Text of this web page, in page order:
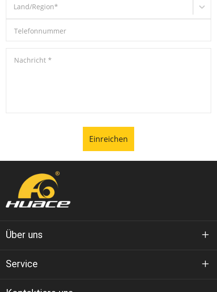
Land/Region*
Telefonnummer
Nachricht *
Einreichen
Über uns
Über Huace
Service
Datenschutz-Bestimmungen